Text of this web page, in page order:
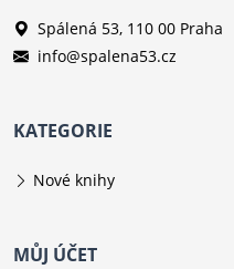
Spálená 53, 110 00 Praha
info@spalena53.cz
KATEGORIE
Nové knihy
MŮJ ÚČET